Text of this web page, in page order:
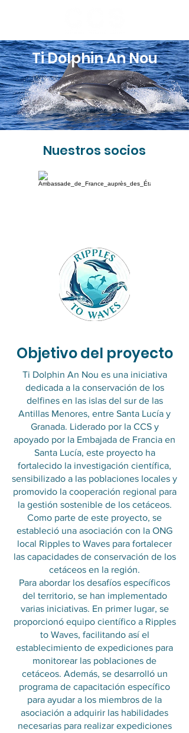
Ti Dolphin An Nou
Nuestros socios
Objetivo del proyecto
Ti Dolphin An Nou es una iniciativa
dedicada a la conservación de los
delfines en las islas del sur de las
Antillas Menores, entre Santa Lucía y
Granada. Liderado por la CCS y
apoyado por la Embajada de Francia en
Santa Lucía, este proyecto ha
fortalecido la investigación científica,
sensibilizado a las poblaciones locales y
promovido la cooperación regional para
la gestión sostenible de los cetáceos.
Como parte de este proyecto, se
estableció una asociación con la ONG
local Ripples to Waves para fortalecer
las capacidades de conservación de los
cetáceos en la región.
Para abordar los desafíos específicos
del territorio, se han implementado
varias iniciativas. En primer lugar, se
proporcionó equipo científico a Ripples
to Waves, facilitando así el
establecimiento de expediciones para
monitorear las poblaciones de
cetáceos. Además, se desarrolló un
programa de capacitación específico
para ayudar a los miembros de la
asociación a adquirir las habilidades
necesarias para realizar expediciones